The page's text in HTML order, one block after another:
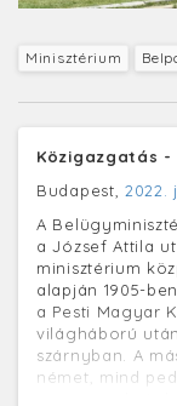
Minisztérium
Közigazgatás -
Budapest, 2022.
A
a József Attila
minisztérium
alapján 1905-
a Pesti Magyar
világháború
szárnyban. A
német, mind